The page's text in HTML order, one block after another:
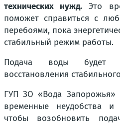
технических нужд. Это
поможет справиться с
перебоями, пока
стабильный режим работы.
Подача воды будет
восстановления
ГУП ЗО «Вода Запорожья»
временные неудобства и
чтобы возобновить